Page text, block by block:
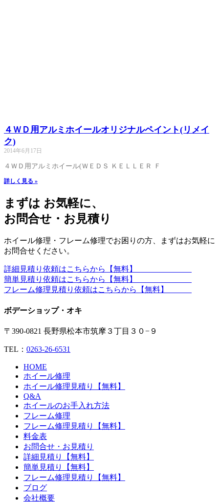
４ＷＤ用アルミホイールオリジナルペイント(リメイ
ク)
2014年6月17日
４ＷＤ用アルミホイール(ＷＥＤＳ ＫＥＬＬＥＲ Ｆ
詳しく見る »
まずは お気軽に、
お問合せ・お見積り
ホイール修理・フレーム修理でお困りの方、まずはお気軽に
お問合せください。
詳細見積り依頼はこちらから【無料】
簡単見積り依頼はこちらから【無料】
フレーム修理見積り依頼はこちらから【無料】
ボデーショップ・オキ
〒390-0821 長野県松本市筑摩３丁目３０−９
TEL： 0263-26-6531
HOME
ホイール修理
ホイール修理見積り【無料】
Q&A
ホイールのお手入れ方法
フレーム修理
フレーム修理見積り【無料】
料金表
お問合せ・お見積り
詳細見積り【無料】
簡単見積り【無料】
フレーム修理見積り【無料】
ブログ
会社概要